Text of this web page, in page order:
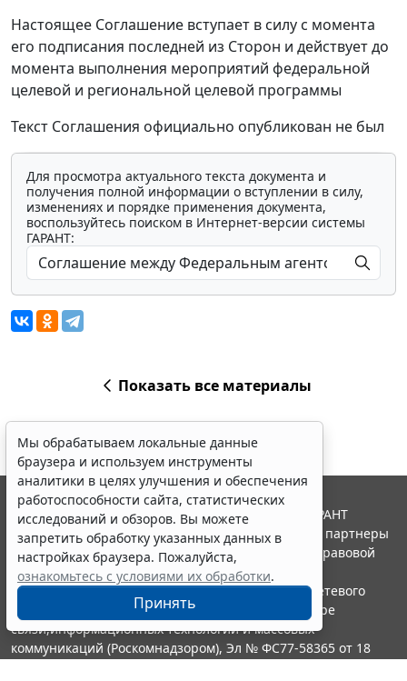
Настоящее Соглашение вступает в силу с момента
его подписания последней из Сторон и действует до
момента выполнения мероприятий федеральной
целевой и региональной целевой программы
Текст Соглашения официально опубликован не был
Для просмотра актуального текста документа и
получения полной информации о вступлении в силу,
изменениях и порядке применения документа,
воспользуйтесь поиском в Интернет-версии системы
ГАРАНТ:
Показать все материалы
Мы обрабатываем локальные данные
браузера и используем инструменты
аналитики в целях улучшения и обеспечения
работоспособности сайта, статистических
исследований и обзоров. Вы можете
запретить обработку указанных данных в
настройках браузера. Пожалуйста,
ознакомьтесь с условиями их обработки.
Принять
© ООО "НПП "ГАРАНТ-СЕРВИС", 2026. Система ГАРАНТ
выпускается с 1990 года. Компания "Гарант" и ее партнеры
являются участниками Российской ассоциации правовой
информации ГАРАНТ.
Портал ГАРАНТ.РУ зарегистрирован в качестве сетевого
издания Федеральной службой по надзору в сфере
связи,информационных технологий и массовых
коммуникаций (Роскомнадзором), Эл № ФС77-58365 от 18